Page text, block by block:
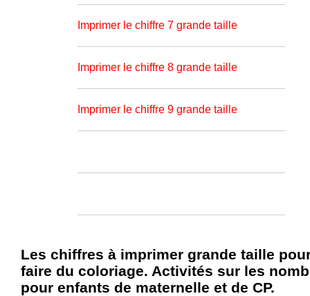
Imprimer le chiffre 7 grande taille
Imprimer le chiffre 8 grande taille
Imprimer le chiffre 9 grande taille
Les chiffres à imprimer grande taille
faire du coloriage. Activités sur les
pour enfants de maternelle et de CP.